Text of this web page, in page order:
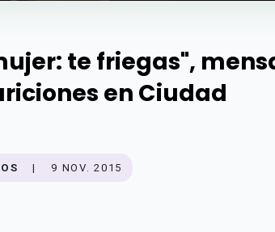
te friegas",
en Ciudad
| 9 NOV. 2015